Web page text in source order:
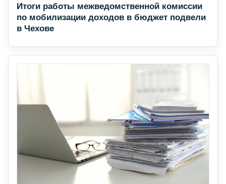
Итоги работы межведомственной комиссии
по мобилизации доходов в бюджет подвели
в Чехове